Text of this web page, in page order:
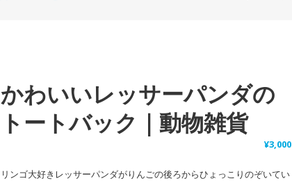
かわいいレッサーパンダの
トートバック｜動物雑貨
¥3,000
リンゴ大好きレッサーパンダがりんごの後ろからひょっこりのぞいてい